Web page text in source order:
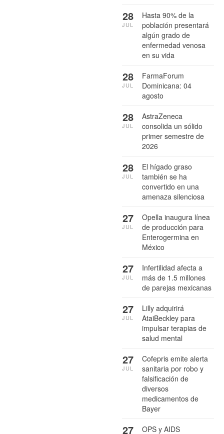
Hasta 90% de la
población presentará
algún grado de
enfermedad venosa
en su vida
28
JUL
FarmaForum
Dominicana: 04
agosto
28
JUL
AstraZeneca
consolida un sólido
primer semestre de
2026
28
JUL
El hígado graso
también se ha
convertido en una
amenaza silenciosa
28
JUL
Opella inaugura línea
de producción para
Enterogermina en
México
27
JUL
Infertilidad afecta a
más de 1.5 millones
de parejas mexicanas
27
JUL
Lilly adquirirá
AtaiBeckley para
impulsar terapias de
salud mental
27
JUL
Cofepris emite alerta
sanitaria por robo y
falsificación de
diversos
medicamentos de
Bayer
27
JUL
OPS y AIDS
27